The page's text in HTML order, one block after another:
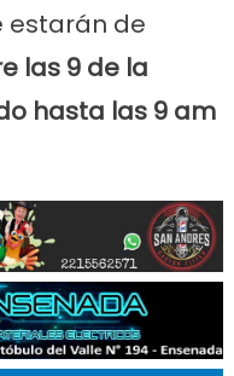
estarán de
las 9 de la
hasta las 9 am